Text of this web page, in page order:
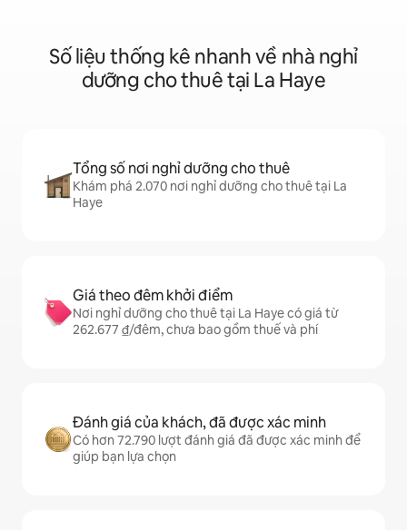
Số liệu thống kê nhanh về nhà nghỉ
dưỡng cho thuê tại La Haye
Tổng số nơi nghỉ dưỡng cho thuê
Khám phá 2.070 nơi nghỉ dưỡng cho thuê tại La
Haye
Giá theo đêm khởi điểm
Nơi nghỉ dưỡng cho thuê tại La Haye có giá từ
262.677 ₫/đêm, chưa bao gồm thuế và phí
Đánh giá của khách, đã được xác minh
Có hơn 72.790 lượt đánh giá đã được xác minh để
giúp bạn lựa chọn